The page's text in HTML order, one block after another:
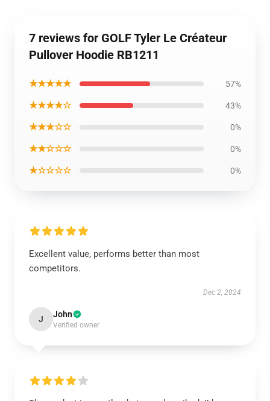
7 reviews for GOLF Tyler Le Créateur
Pullover Hoodie RB1211
★★★★★ 57%
★★★★☆ 43%
★★★☆☆ 0%
★★☆☆☆ 0%
★☆☆☆☆ 0%
Excellent value, performs better than most
competitors.
Dec 2, 2024
J John
Verified owner